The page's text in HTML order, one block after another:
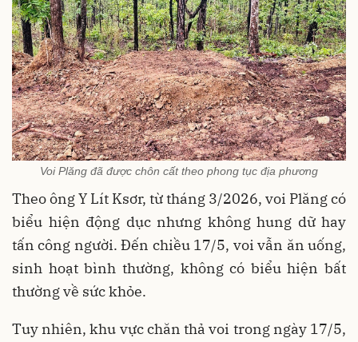
Voi Plăng đã được chôn cất theo phong tục địa phương
Theo ông Y Lít Ksơr, từ tháng 3/2026, voi Plăng có
biểu hiện động dục nhưng không hung dữ hay
tấn công người. Đến chiều 17/5, voi vẫn ăn uống,
sinh hoạt bình thường, không có biểu hiện bất
thường về sức khỏe.
Tuy nhiên, khu vực chăn thả voi trong ngày 17/5,